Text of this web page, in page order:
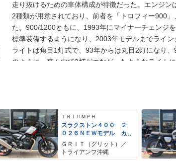
走り抜けるための車体構成が特徴だった。エンジ
2種類が用意されており、前者を「トロフィー900
た。900/1200ともに、1993年にマイナーチェンジ
標準装備するようになり、2003年モデルまでライ
ライトは角目1灯式で、93年からは丸目2灯になり
のように、真ん中で2灯がつながったようなライト
ＴＲＩＵＭＰＨ
スラクストン４００ ２
０２６ＮＥＷモデル カ
フェレーサー トルクア
シストクラッチ トラク
ションコントロール
ＧＲＩＴ（グリット）／
トライアンフ沖縄